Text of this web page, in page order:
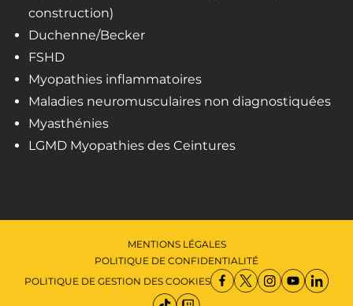
construction)
Duchenne/Becker
FSHD
Myopathies inflammatoires
Maladies neuromusculaires non diagnostiquées
Myasthénies
LGMD Myopathies des Ceintures
MENTIONS LÉGALES
POLITIQUE DE CONFIDENTIALITÉ
POLITIQUE DE GESTION DES COOKIES